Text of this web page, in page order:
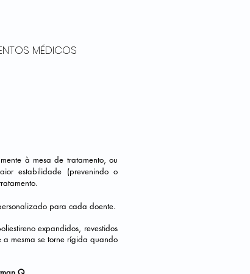
MÉDICOS
à mesa de tratamento, ou
estabilidade (prevenindo o
para cada doente.
expandidos, revestidos
mesma se torne rígida quando